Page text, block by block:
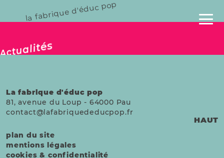
la fabrique d'éduc pop
La fabrique d'éduc pop
81, avenue du Loup - 64000 Pau
contact@lafabriquededucpop.fr
plan du site
mentions légales
cookies & confidentialité
HAUT